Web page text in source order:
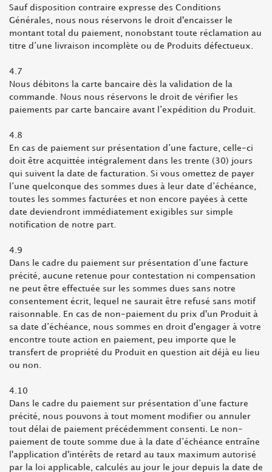
Sauf disposition contraire expresse des Conditions
Générales, nous nous réservons le droit d'encaisser le
montant total du paiement, nonobstant toute réclamation au
titre d’une livraison incomplète ou de Produits défectueux.
4.7
Nous débitons la carte bancaire dès la validation de la
commande. Nous nous réservons le droit de vérifier les
paiements par carte bancaire avant l’expédition du Produit.
4.8
En cas de paiement sur présentation d’une facture, celle-ci
doit être acquittée intégralement dans les trente (30) jours
qui suivent la date de facturation. Si vous omettez de payer
l’une quelconque des sommes dues à leur date d’échéance,
toutes les sommes facturées et non encore payées à cette
date deviendront immédiatement exigibles sur simple
notification de notre part.
4.9
Dans le cadre du paiement sur présentation d’une facture
précité, aucune retenue pour contestation ni compensation
ne peut être effectuée sur les sommes dues sans notre
consentement écrit, lequel ne saurait être refusé sans motif
raisonnable. En cas de non-paiement du prix d'un Produit à
sa date d’échéance, nous sommes en droit d'engager à votre
encontre toute action en paiement, peu importe que le
transfert de propriété du Produit en question ait déjà eu lieu
ou non.
4.10
Dans le cadre du paiement sur présentation d’une facture
précité, nous pouvons à tout moment modifier ou annuler
tout délai de paiement précédemment consenti. Le non-
paiement de toute somme due à la date d’échéance entraîne
l'application d'intérêts de retard au taux maximum autorisé
par la loi applicable, calculés au jour le jour depuis la date de